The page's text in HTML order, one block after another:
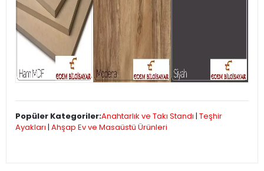
Popüler Kategoriler:Anahtarlık ve Takı Standı | Teşhir
Ayakları | Ahşap Ev ve Masaüstü Ürünleri